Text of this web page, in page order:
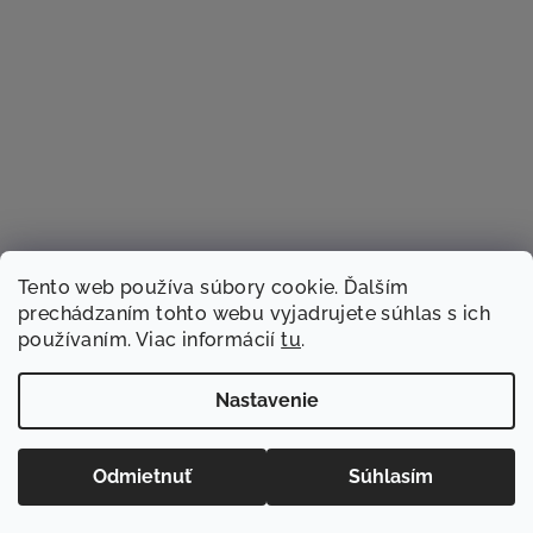
Tento web používa súbory cookie. Ďalším
prechádzaním tohto webu vyjadrujete súhlas s ich
používaním. Viac informáciítu.
Nastavenie
Odmietnuť Súhlasím
Sledovať na Instagrame
TACSTER.sk
Vytvoril Shoptet